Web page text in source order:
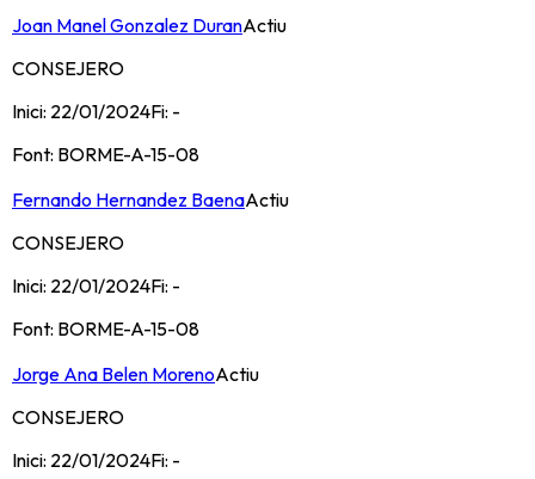
Joan Manel Gonzalez DuranActiu
CONSEJERO
Inici: 22/01/2024Fi: -
Font: BORME-A-15-08
Fernando Hernandez BaenaActiu
CONSEJERO
Inici: 22/01/2024Fi: -
Font: BORME-A-15-08
Jorge Ana Belen MorenoActiu
CONSEJERO
Inici: 22/01/2024Fi: -